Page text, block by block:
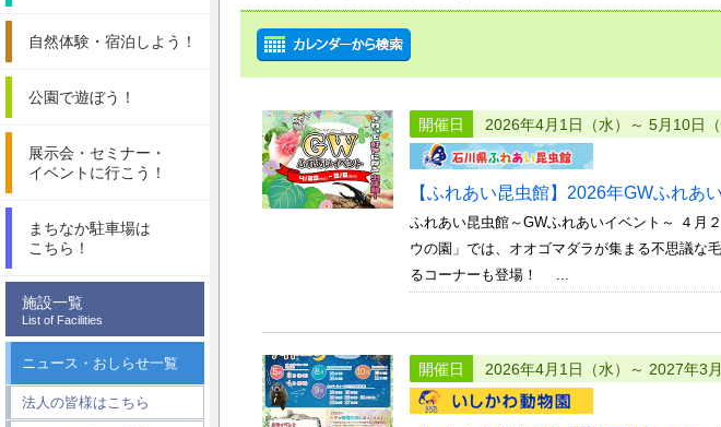
自然体験・ 宿泊しよう！
公園で遊ぼう！
展示会・セミナー・
イベントに行こう！
まちなか駐車場は
こちら！
施設一覧
List of Facilities
ニュース・おしらせ一覧
法人の皆様はこちら
開催日 2026年4月1日（水）～ 5月10日（
【ふれあい昆虫館】2026年GWふれあ
ふれあい昆虫館～GWふれあいイベント～ ４
ウの園」では、オオゴマダラが集まる不思議な
るコーナーも登場！ ...
開催日 2026年4月1日（水）～ 2027年3月